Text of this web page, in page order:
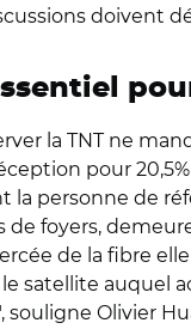
doivent
la TNT ne
pour
la personne de
de foyers,
de la fibre
satellite auquel
souligne Olivier